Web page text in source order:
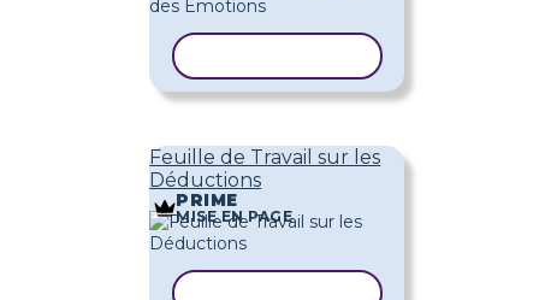
Feuille de Travail sur les
Déductions
PRIME
MISE EN PAGE